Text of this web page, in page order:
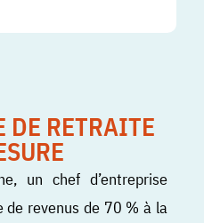
DE RETRAITE
un chef d’entreprise
de revenus de 70 % à la